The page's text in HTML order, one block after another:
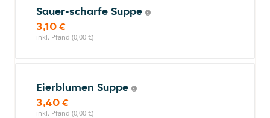
Sauer-scharfe Suppe
3,10 €
inkl. Pfand (0,00 €)
Eierblumen Suppe
3,40 €
inkl. Pfand (0,00 €)